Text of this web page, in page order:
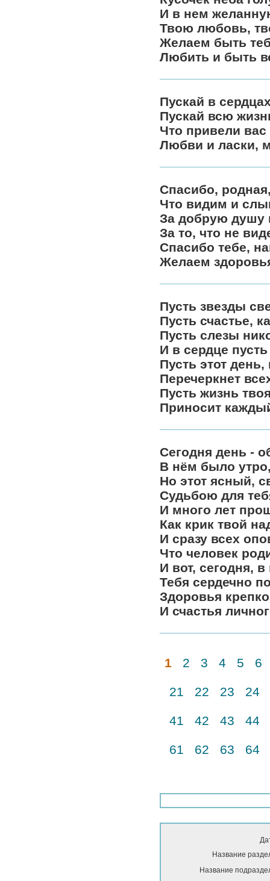
И в нем
Твою любовь,
Желаем быть
Любить и быть
Пускай в
Пускай всю
Что привели
Любви и ласки,
Спасибо,
Что видим и
За добрую душу
За то, что не
Спасибо тебе,
Желаем
Пусть звезды
Пусть счастье,
Пусть слезы
И в сердце
Пусть этот
Перечеркнет
Пусть жизнь
Приносит
Сегодня день -
В нём было
Но этот ясный,
Судьбою для
И много лет
Как крик твой
И сразу всех
Что человек
И вот, сегодня,
Тебя сердечно
Здоровья
И счастья
1 2 3 4 5 6
21 22 23 24
41 42 43 44
61 62 63 64
Название
Название